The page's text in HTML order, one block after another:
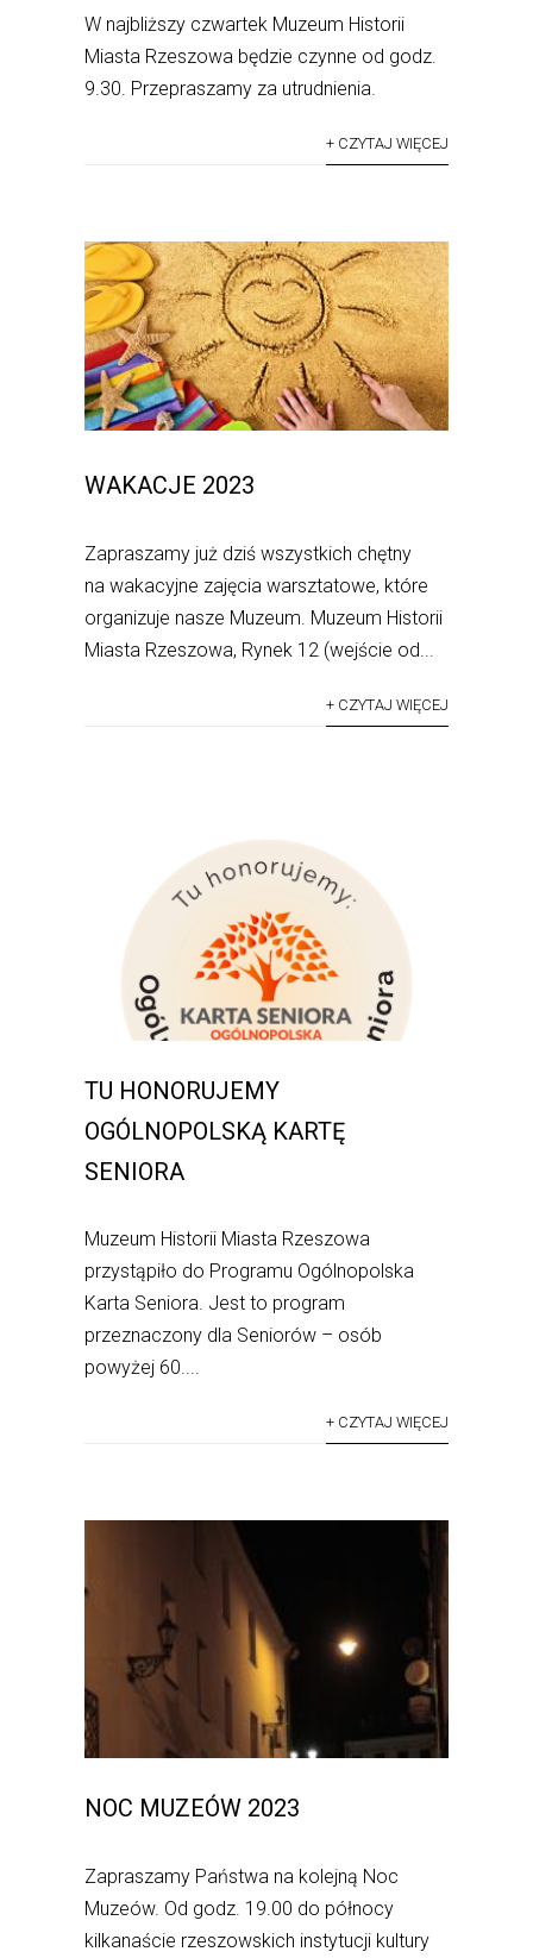
W najbliższy czwartek Muzeum Historii
Miasta Rzeszowa będzie czynne od godz.
9.30. Przepraszamy za utrudnienia.
+ CZYTAJ WIĘCEJ
WAKACJE 2023
Zapraszamy już dziś wszystkich chętny
na wakacyjne zajęcia warsztatowe, które
organizuje nasze Muzeum. Muzeum Historii
Miasta Rzeszowa, Rynek 12 (wejście od...
+ CZYTAJ WIĘCEJ
TU HONORUJEMY
OGÓLNOPOLSKĄ KARTĘ
SENIORA
Muzeum Historii Miasta Rzeszowa
przystąpiło do Programu Ogólnopolska
Karta Seniora. Jest to program
przeznaczony dla Seniorów – osób
powyżej 60....
+ CZYTAJ WIĘCEJ
NOC MUZEÓW 2023
Zapraszamy Państwa na kolejną Noc
Muzeów. Od godz. 19.00 do północy
kilkanaście rzeszowskich instytucji kultury